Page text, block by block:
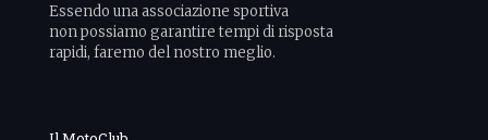
Essendo una associazione sportiva
non possiamo garantire tempi di risposta
rapidi, faremo del nostro meglio.